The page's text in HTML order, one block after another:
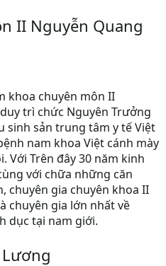
II Nguyễn Quang
khoa chuyên môn II
trì chức Nguyên Trưởng
sinh sản trung tâm y tế Việt
nam khoa Việt cánh mày
Với Trên đây 30 năm kinh
với chữa những căn
chuyên gia chuyên khoa II
chuyên gia lớn nhất về
dục tại nam giới.
Lương